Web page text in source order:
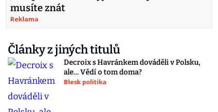
musíte znát
Reklama
Články z jiných titulů
Decroix s Havránkem dováděli v Polsku,
ale… Vědí o tom doma?
Blesk politika